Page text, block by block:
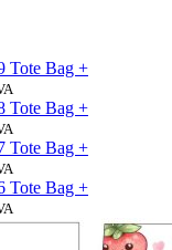
Tote Bag +
Tote Bag +
Tote Bag +
Tote Bag +